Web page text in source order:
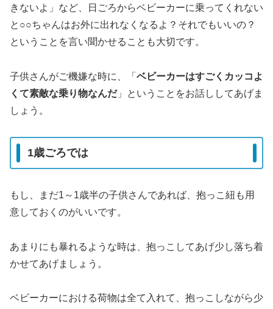
きないよ」など、日ごろからベビーカーに乗ってくれない
と○○ちゃんはお外に出れなくなるよ？それでもいいの？
ということを言い聞かせることも大切です。
子供さんがご機嫌な時に、「 ベビーカーはすごくカッコよ
くて素敵な乗り物なんだ」ということをお話ししてあげま
しょう。
1歳ごろでは
もし、まだ1～1歳半の子供さんであれば、抱っこ紐も用
意しておくのがいいです。
あまりにも暴れるような時は、抱っこしてあげ少し落ち着
かせてあげましょう。
ベビーカーにおける荷物は全て入れて、抱っこしながら少